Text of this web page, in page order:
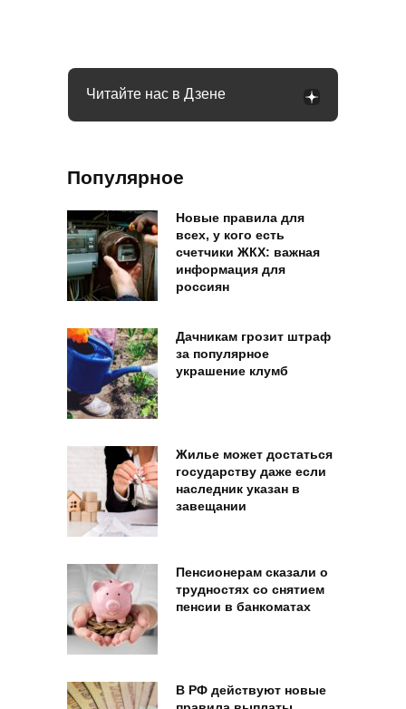
Читайте нас в Дзене
Популярное
Новые правила для
всех, у кого есть
счетчики ЖКХ: важная
информация для
россиян
Дачникам грозит штраф
за популярное
украшение клумб
Жилье может достаться
государству даже если
наследник указан в
завещании
Пенсионерам сказали о
трудностях со снятием
пенсии в банкоматах
В РФ действуют новые